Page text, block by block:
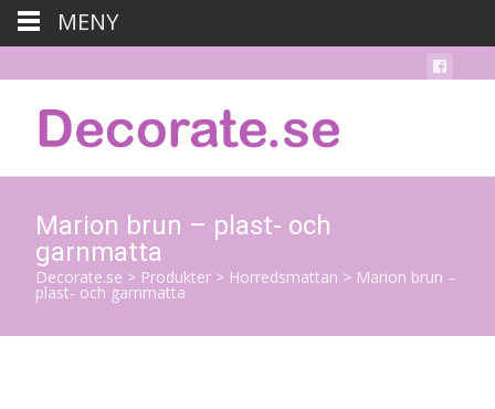
Marion brun – plast- och
garnmatta
Decorate.se > Produkter > Horredsmattan > Marion brun –
plast- och garnmatta
MENY